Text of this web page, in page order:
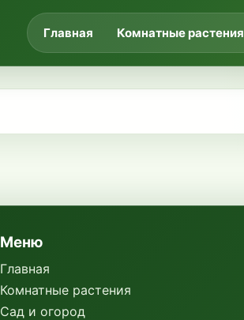
Главная Комнатные растения
Меню
Главная
Комнатные растения
Сад и огород